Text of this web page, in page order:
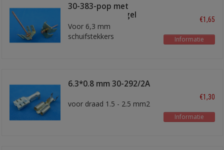
30-383-pop met
koperen popnagel
Voor 6,3 mm
schuifstekkers
€1,65
Informatie
6.3*0.8 mm 30-292/2A
voor draad 1.5 - 2.5 mm2
€1,30
Informatie